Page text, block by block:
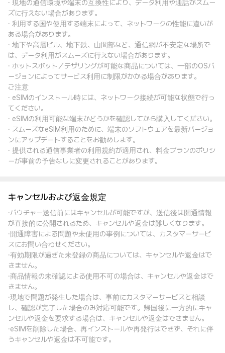
· 現地の通信環境や端末の互換性により、データ利用や通話がスムー
ズに行えない場合があります。
· 利用する国や使用する端末によって、ネットワークの性能に違いが
ある場合があります。
· 地下や高層ビル、地下鉄、山間部など、通信網が不安定な場所で
は、データ利用がスムーズに行えない場合があります。
· ホットスポット／テザリングが可能な商品については、一部のOSバ
ージョンによってサービス利用に制限がかかる場合があります。
ご注意
· eSIMのインストール時には、ネットワーク接続が可能な状態で行っ
てください。
· eSIMの利用可能な端末かどうかを確認してから購入してください。
· スムーズなeSIM利用のために、端末のソフトウェアを最新バージョ
ンにアップデートすることをお勧めします。
· 提供される通信事業者の利用規約が適用され、料金プランのポリシ
ーが事前の予告なしに変更されることがあります。
キャンセルおよび返金規定
·バウチャー送信前にはキャンセルが可能ですが、送信後は開通情報
が直接的に公開されるため、キャンセルや返金は難しくなります。
·開通障害による問題や未使用の事例については、カスタマーサービ
スにお問い合わせください。
·有効期限が過ぎた未登録の商品については、キャンセルや返金はで
きません。
·商品情報の未確認による使用不可の場合は、キャンセルや返金はで
きません。
·現地で問題が発生した場合は、事前にカスタマーサービスと相談
し、確認が完了した場合のみ対応可能です。帰国後に一方的にキャ
ンセルや返金を要求する場合は、キャンセルや返金はできません。
·eSIMを削除した場合、再インストールや再発行はできず、それに伴
うキャンセルや返金は不可能です。